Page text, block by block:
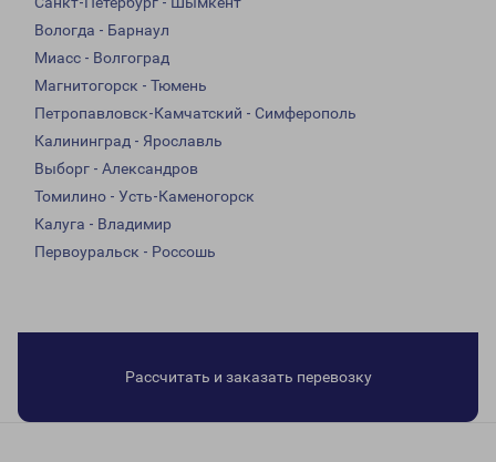
Вологда - Барнаул
Миасс - Волгоград
Магнитогорск - Тюмень
Петропавловск-Камчатский - Симферополь
Калининград - Ярославль
Выборг - Александров
Томилино - Усть-Каменогорск
Калуга - Владимир
Первоуральск - Россошь
Рассчитать и заказать перевозку